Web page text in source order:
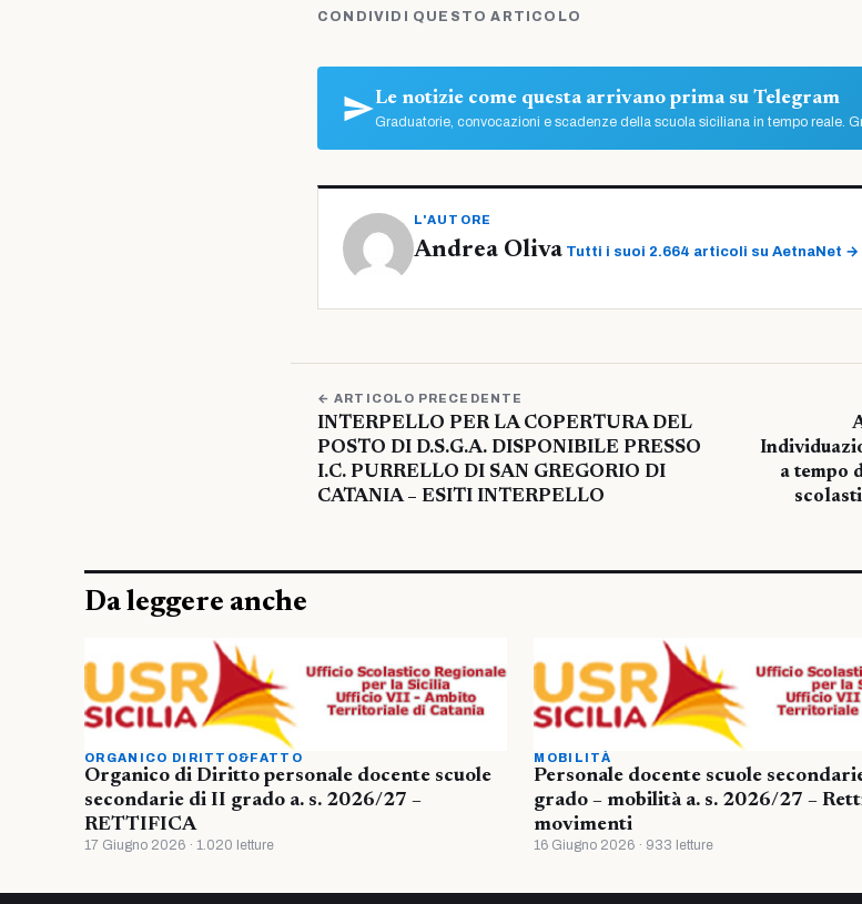
CONDIVIDI QUESTO ARTICOLO
Le notizie come questa arrivano prima su Telegram
Graduatorie, convocazioni e scadenze della scuola siciliana in tempo reale.
L'AUTORE
Andrea Oliva Tutti i suoi 2.664 articoli su AetnaNet →
← ARTICOLO PRECEDENTE
INTERPELLO PER LA COPERTURA DEL
POSTO DI D.S.G.A. DISPONIBILE PRESSO
I.C. PURRELLO DI SAN GREGORIO DI
CATANIA – ESITI INTERPELLO
a tempo
Da leggere anche
ORGANICO DIRITTO&FATTO
Organico di Diritto personale docente scuole
secondarie di II grado a. s. 2026/27 –
RETTIFICA
17 Giugno 2026 · 1.020 letture
MOBILITÀ
Personale docente scuole
grado – mobilità a. s. 2026/27 –
movimenti
16 Giugno 2026 · 933 letture